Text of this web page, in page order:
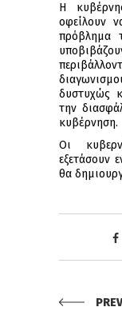
Η
οφείλουν
πρόβλημα
δυστυχώς
την
κυβέρνηση.
Οι
εξετάσουν
θα
PREV